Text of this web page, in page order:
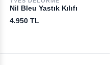
Nil Bleu Yastık Kılıfı
4.950 TL